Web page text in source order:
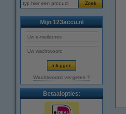
Zoek
Mijn 123accu.nl
Wachtwoord vergeten ?
Betaalopties: